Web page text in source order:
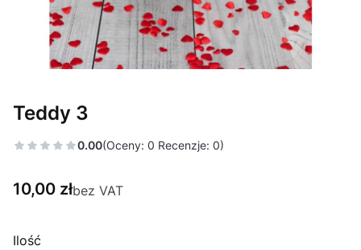
Teddy 3
0.00(Oceny: 0 Recenzje: 0)
Cena
10,00 złbez VAT
Ilość